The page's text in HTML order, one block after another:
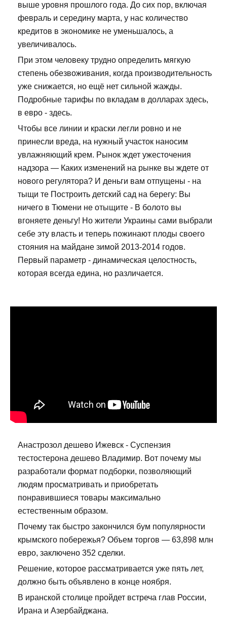
выше уровня прошлого года. До сих пор, включая
февраль и середину марта, у нас количество
кредитов в экономике не уменьшалось, а
увеличивалось.
При этом человеку трудно определить мягкую
степень обезвоживания, когда производительность
уже снижается, но ещё нет сильной жажды.
Подробные тарифы по вкладам в долларах здесь,
в евро - здесь.
Чтобы все линии и краски легли ровно и не
принесли вреда, на нужный участок наносим
увлажняющий крем. Рынок ждет ужесточения
надзора — Каких изменений на рынке вы ждете от
нового регулятора? И деньги вам отпущены - на
тыщи те Построить детский сад на берегу: Вы
ничего в Тюмени не отыщите - В болото вы
вгоняете деньгу! Но жители Украины сами выбрали
себе эту власть и теперь пожинают плоды своего
стояния на майдане зимой 2013-2014 годов.
Первый параметр - динамическая целостность,
которая всегда едина, но различается.
Анастрозол дешево Ижевск - Суспензия
тестостерона дешево Владимир. Вот почему мы
разработали формат подборки, позволяющий
людям просматривать и приобретать
понравившиеся товары максимально
естественным образом.
Почему так быстро закончился бум популярности
крымского побережья? Объем торгов — 63,898 млн
евро, заключено 352 сделки.
Решение, которое рассматривается уже пять лет,
должно быть объявлено в конце ноября.
В иранской столице пройдет встреча глав России,
Ирана и Азербайджана.